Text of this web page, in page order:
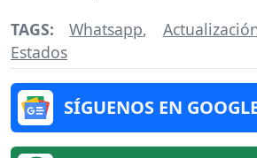
TAGS:Whatsapp,
Estados
SÍGUENOS EN